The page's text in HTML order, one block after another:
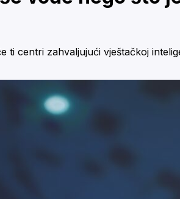
centri zahvaljujući vještačkoj